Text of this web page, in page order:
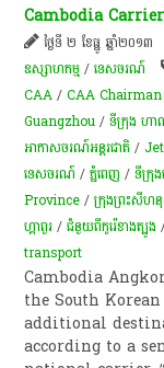
Cambodia
ថ្ងៃទី ២ ខែធ្នូ ឆ្នាំ២០១៣
ឧស្សាហកម្ម /ទេសចរណ៍
CAA /CAA Chairman
Guangzhou /ទីក្រុង ហ
អាកាសចរណ៍អន្តរជាតិ /
ទេសចរណ៍ /ភ្នំពេញ /ទីក្រុ
Province /ក្រុងព្រះសីហនុ
ហ្គាពួរ /ជំនួយពីកូរ៉េខាងត្បូង
transport
Cambodia
the South
additional
according to a